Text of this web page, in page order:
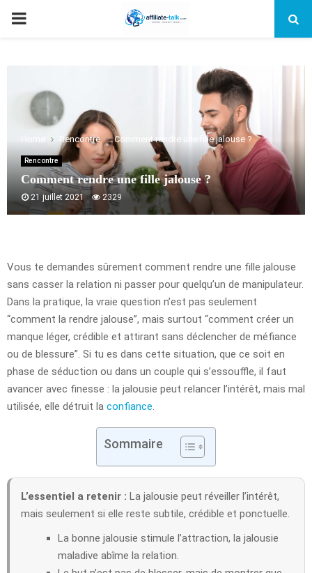
PRIMARY
Home Rencontre Comment rendre une fille jalouse ?
Rencontre
Comment rendre une fille jalouse ?
21 juillet 2021 2329
Vous te demandes sûrement comment rendre une fille jalouse
sans casser la relation ni passer pour quelqu’un de manipulateur.
Dans la pratique, la vraie question n’est pas seulement
“comment la rendre jalouse”, mais surtout “comment créer un
manque léger, crédible et attirant sans déclencher de méfiance
ou de blessure”. Si tu es dans cette situation, que ce soit en
phase de séduction ou dans un couple qui s’essouffle, il faut
avancer avec finesse : la jalousie peut relancer l’intérêt, mais mal
utilisée, elle détruit la confiance
Sommaire
L’essentiel a retenir : La jalousie peut réveiller l’intérêt,
mais seulement si elle reste subtile, crédible et ponctuelle.
La bonne jalousie stimule l’attraction, la jalousie
maladive abîme la relation.